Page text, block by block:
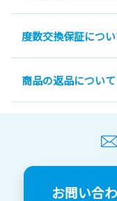
度数交換保証につ
商品の返品について
お問い合